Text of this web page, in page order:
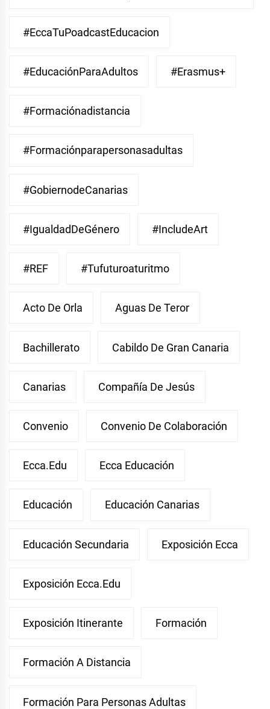
#EccaTuPoadcastEducacion
#EducaciónParaAdultos #Erasmus+
#Formaciónadistancia
#Formaciónparapersonasadultas
#GobiernodeCanarias
#IgualdadDeGénero #IncludeArt
#REF #Tufuturoaturitmo
Acto De Orla Aguas De Teror
Bachillerato Cabildo De Gran Canaria
Canarias Compañía De Jesús
Convenio Convenio De Colaboración
Ecca.edu Ecca Educación
Educación Educación Canarias
Educación Secundaria Exposición Ecca
Exposición Ecca.edu
Exposición Itinerante Formación
Formación A Distancia
Formación Para Personas Adultas